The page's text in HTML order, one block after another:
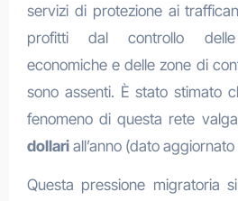
servizi di protezione ai
profitti dal controllo
economiche e delle zone di
sono assenti. È stato stimato
fenomeno di questa rete
dollariall’anno (dato
Questa pressione migratoria